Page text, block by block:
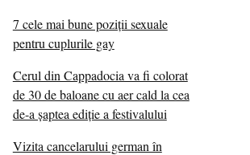
7 cele mai bune poziții sexuale
pentru cuplurile gay
Cerul din Cappadocia va fi colorat
de 30 de baloane cu aer cald la cea
de-a șaptea ediție a festivalului
Vizita cancelarului german în